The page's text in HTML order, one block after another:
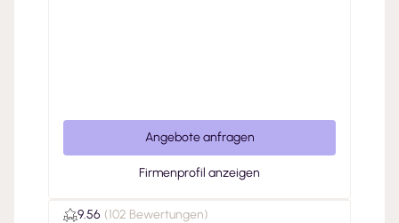
Angebote anfragen
Firmenprofil anzeigen
9.56 (102 Bewertungen)